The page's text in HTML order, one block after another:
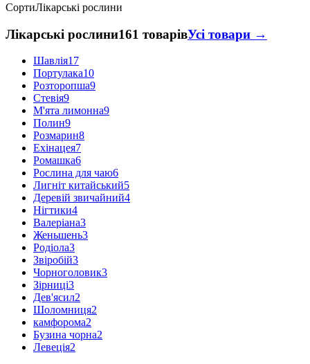
СортиЛікарські рослини
Лікарські рослини161 товарівУсі товари →
Шавлія17
Портулака10
Розторопша9
Стевія9
М'ята лимонна9
Полин9
Розмарин8
Ехінацея7
Ромашка6
Рослина для чаю6
Лигніт китайський5
Деревій звичайний4
Нігтики4
Валеріана3
Женьшень3
Родіола3
Звіробій3
Чорноголовик3
Зірниці3
Дев'ясил2
Шоломниця2
камфорома2
Бузина чорна2
Левеція2